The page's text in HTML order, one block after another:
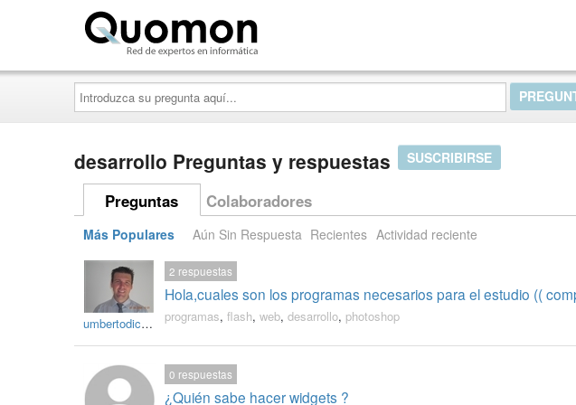
Introduzca
su
pregunta
aquí...
desarrollo Preguntas y respuestas SUSCRIBIRSE
Preguntas Colaboradores
Más Populares Aún Sin Respuesta Recientes Actividad reciente
umbertodicandia
Hola,cuales son los programas necesarios para el estudio ((
2 respuestas
programas, flash, web, desarrollo, photoshop
¿Quién sabe hacer widgets ?
0 respuestas